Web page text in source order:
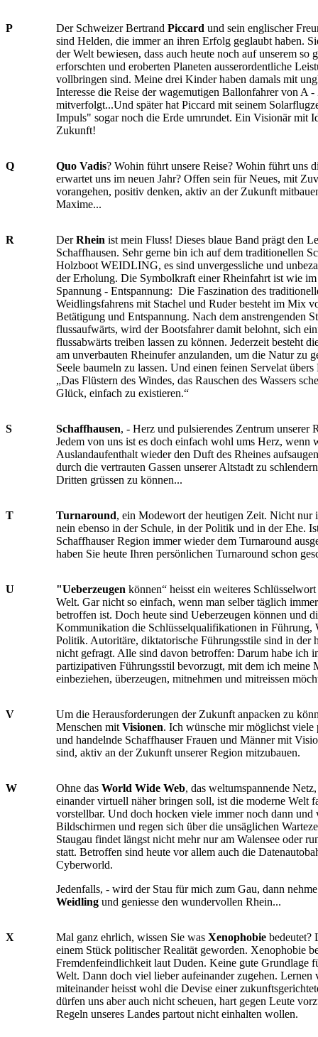
P Der Schweizer Bertrand Piccard und sein englischer
sind Helden, die immer an ihren Erfolg geglaubt haben.
der Welt bewiesen, dass auch heute noch auf unserem so
erforschten und eroberten Planeten ausserordentliche
vollbringen sind. Meine drei Kinder haben damals mit
Interesse die Reise der wagemutigen Ballonfahrer von A -
mitverfolgt...Und später hat Piccard mit seinem
Impuls" sogar noch die Erde umrundet. Ein Visionär mit
Zukunft!
Q Quo Vadis? Wohin führt unsere Reise? Wohin führt uns
erwartet uns im neuen Jahr? Offen sein für Neues, mit
vorangehen, positiv denken, aktiv an der Zukunft
Maxime...
R DerRhein ist mein Fluss! Dieses blaue Band prägt den
Schaffhausen. Sehr gerne bin ich auf dem traditionellen
Holzboot WEIDLING, es sind unvergessliche und
der Erholung. Die Symbolkraft einer Rheinfahrt ist wie
Spannung - Entspannung: Die Faszination des
Weidlingsfahrens mit Stachel und Ruder besteht im Mix
Betätigung und Entspannung. Nach dem anstrengenden
flussaufwärts, wird der Bootsfahrer damit belohnt, sich
flussabwärts treiben lassen zu können. Jederzeit besteht
am unverbauten Rheinufer anzulanden, um die Natur zu
Seele baumeln zu lassen. Und einen feinen Servelat übers
„Das Flüstern des Windes, das Rauschen des Wassers
Glück, einfach zu existieren.“
S Schaffhausen, - Herz und pulsierendes Zentrum unserer
Jedem von uns ist es doch einfach wohl ums Herz, wenn
Auslandaufenthalt wieder den Duft des Rheines
durch die vertrauten Gassen unserer Altstadt zu
Dritten grüssen zu können...
T Turnaround, ein Modewort der heutigen Zeit. Nicht nur
nein ebenso in der Schule, in der Politik und in der Ehe.
Schaffhauser Region immer wieder dem Turnaround
haben Sie heute Ihren persönlichen Turnaround schon
U "Ueberzeugen können“ heisst ein weiteres
Welt. Gar nicht so einfach, wenn man selber täglich
betroffen ist. Doch heute sind Ueberzeugen können und
Kommunikation die Schlüsselqualifikationen in Führung,
Politik. Autoritäre, diktatorische Führungsstile sind in der
nicht gefragt. Alle sind davon betroffen: Darum habe ich
partizipativen Führungsstil bevorzugt, mit dem ich meine
einbeziehen, überzeugen, mitnehmen und mitreissen
V
Um die Herausforderungen der Zukunft anpacken zu
Menschen mit Visionen. Ich wünsche mir möglichst viele
und handelnde Schaffhauser Frauen und Männer mit
sind, aktiv an der Zukunft unserer Region mitzubauen.
W Ohne das World Wide Web, das weltumspannende
einander virtuell näher bringen soll, ist die moderne Welt
vorstellbar. Und doch hocken viele immer noch dann und
Bildschirmen und regen sich über die unsäglichen
Staugau findet längst nicht mehr nur am Walensee oder
statt. Betroffen sind heute vor allem auch die
Cyberworld.
Jedenfalls, - wird der Stau für mich zum Gau, dann
Weidling und geniesse den wundervollen Rhein...
X Mal ganz ehrlich, wissen Sie was Xenophobie bedeutet?
einem Stück politischer Realität geworden. Xenophobie
Fremdenfeindlichkeit laut Duden. Keine gute Grundlage
Welt. Dann doch viel lieber aufeinander zugehen. Lernen
miteinander heisst wohl die Devise einer
dürfen uns aber auch nicht scheuen, hart gegen Leute
Regeln unseres Landes partout nicht einhalten wollen.